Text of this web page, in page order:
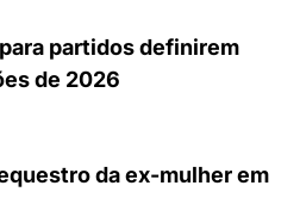
partidos definirem
de 2026
da ex-mulher em